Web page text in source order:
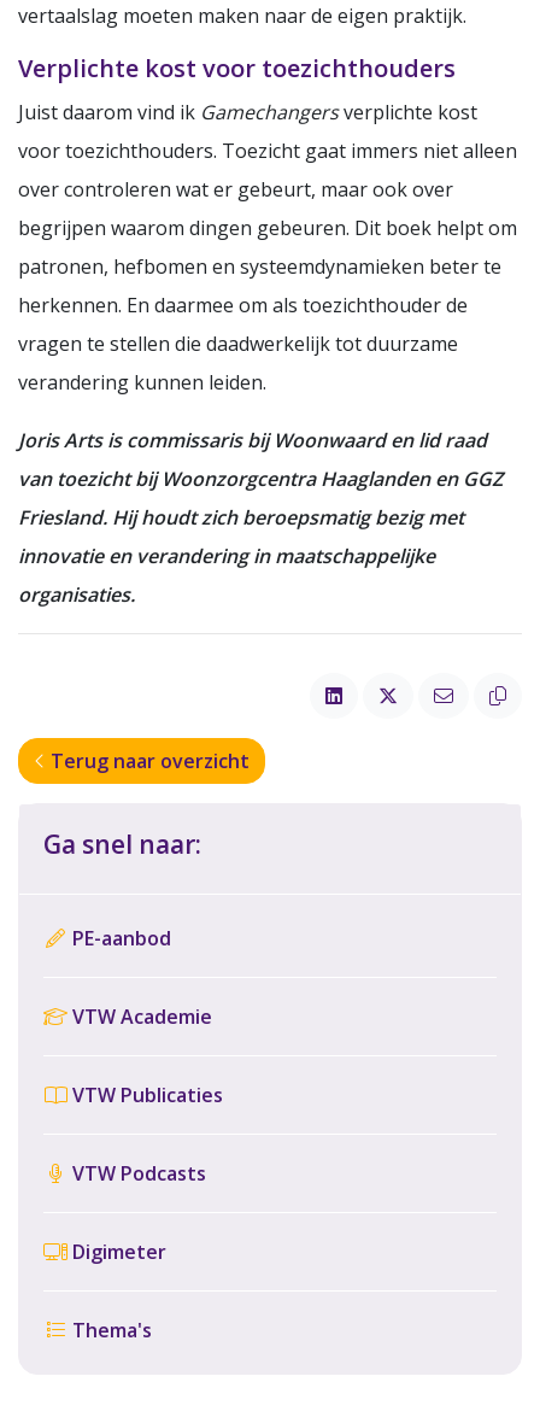
vertaalslag moeten maken naar de eigen praktijk.
Verplichte kost voor toezichthouders
Juist daarom vind ik Gamechangersverplichte kost
voor toezichthouders. Toezicht gaat immers niet alleen
over controleren wat er gebeurt, maar ook over
begrijpen waarom dingen gebeuren. Dit boek helpt om
patronen, hefbomen en systeemdynamieken beter te
herkennen. En daarmee om als toezichthouder de
vragen te stellen die daadwerkelijk tot duurzame
verandering kunnen leiden.
Joris Arts is commissaris bij Woonwaard en lid raad
van toezicht bij Woonzorgcentra Haaglanden en GGZ
Friesland. Hij houdt zich beroepsmatig bezig met
innovatie en verandering in maatschappelijke
organisaties.
Terug naar overzicht
Ga snel naar:
PE-aanbod
VTW Academie
VTW Publicaties
VTW Podcasts
Digimeter
Thema's